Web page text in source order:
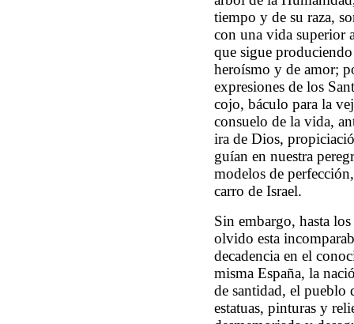
tiempo y de su raza,
con una vida superior
que sigue
heroísmo y de amor;
expresiones de los
cojo, báculo para la
consuelo de la vida,
ira de Dios,
guían en nuestra
modelos de
carro de Israel.
Sin embargo, hasta
olvido esta
decadencia en el
misma España, la
de santidad, el pueblo
estatuas, pinturas y